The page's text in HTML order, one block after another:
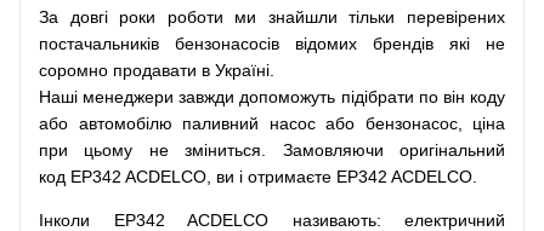
За довгі роки роботи ми знайшли тільки
перевірених
постачальників
бензонасосів відомих брендів які
не
соромно продавати в Україні.
Наші менеджери завжди допоможуть підібрати по він коду
або автомобілю паливний насос або бензонасос,
ціна
при
цьому не зміниться Замовляючи
оригінальний
код EP342 ACDELCO, ви і отримаєте EP342 ACDELCO.
Інколи EP342 ACDELCO називають:
електричний